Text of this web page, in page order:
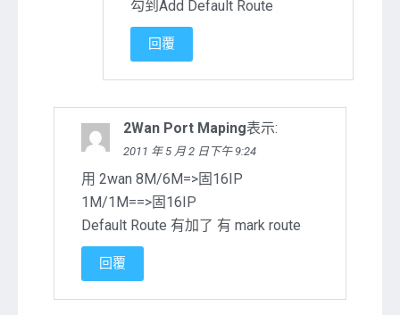
勾到Add Default Route
回覆
2Wan Port Maping表示:
2011 年 5 月 2 日下午 9:24
用 2wan 8M/6M=>固16IP
1M/1M==>固16IP
Default Route 有加了 有 mark route
回覆